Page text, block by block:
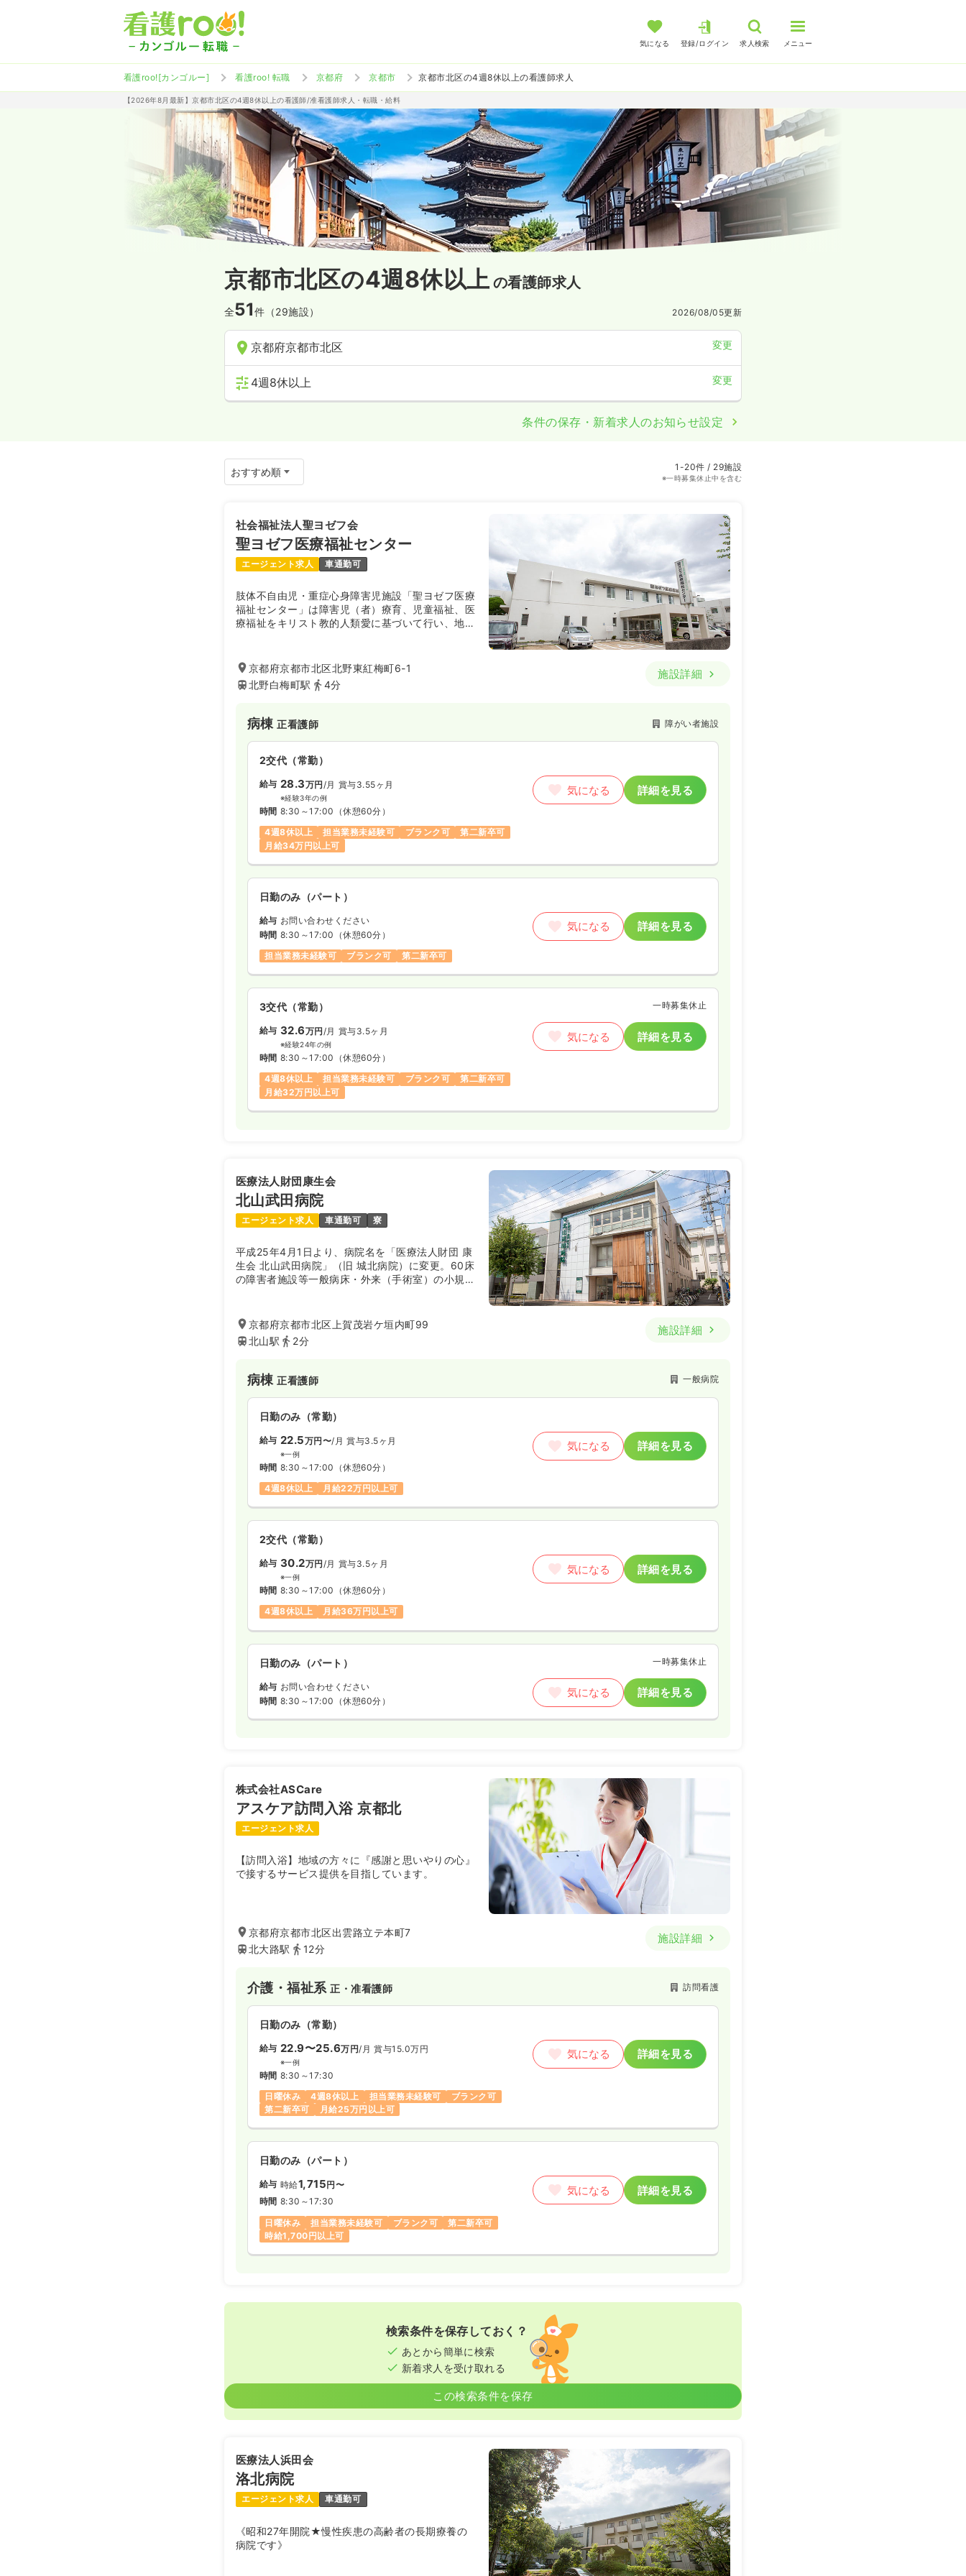
気になる 登録/ログイン 求人検索 メニュー
看護roo![カンゴルー] 看護roo! 転職 京都府 京都市 京都市北区の4週8休以上の看護師求人
【2026年8月最新】京都市北区の4週8休以上の看護師/准看護師求人・転職・給料
京都市北区の4週8休以上 の看護師求人
全51件（29施設） 2026/08/05更新
京都府京都市北区 変更
4週8休以上 変更
条件の保存・新着求人のお知らせ設定
1-20件 / 29施設
※一時募集休止中を含む
社会福祉法人聖ヨゼフ会
聖ヨゼフ医療福祉センター
エージェント求人 車通勤可
肢体不自由児・重症心身障害児施設「聖ヨゼフ医療
福祉センター」は障害児（者）療育、児童福祉、医
療福祉をキリスト教的人類愛に基づいて行い、地域
京都府京都市北区北野東紅梅町6-1
北野白梅町駅
4分
施設詳細
病棟正看護師 障がい者施設
2交代（常勤）
給与 28.3万円/月 賞与3.55ヶ月
※経験3年の例
時間 8:30～17:00 （休憩60分）
4週8休以上
担当業務未経験可 ブランク可
第二新卒可
月給34万円以上可
気になる 詳細を見る
日勤のみ（パート）
給与 お問い合わせください
時間 8:30～17:00 （休憩60分）
担当業務未経験可
ブランク可 第二新卒可
気になる 詳細を見る
3交代（常勤） 一時募集休止
給与 32.6万円/月 賞与3.5ヶ月
※経験24年の例
時間 8:30～17:00 （休憩60分）
4週8休以上
担当業務未経験可 ブランク可
第二新卒可
月給32万円以上可
気になる 詳細を見る
医療法人財団康生会
北山武田病院
エージェント求人 車通勤可 寮
平成25年4月1日より、病院名を「医療法人財団 康
生会 北山武田病院」（旧 城北病院）に変更。60床
の障害者施設等一般病床・外来（手術室）の小規模
美容医療の草分け的存在としてレーザー治療を京都
に広めた最先端美容医療施設です。
京都府京都市北区上賀茂岩ケ垣内町99
北山駅
2分
施設詳細
病棟正看護師 一般病院
日勤のみ（常勤）
給与 22.5万円〜/月 賞与3.5ヶ月
※一例
時間 8:30～17:00 （休憩60分）
4週8休以上
月給22万円以上可
気になる 詳細を見る
2交代（常勤）
給与 30.2万円/月 賞与3.5ヶ月
※一例
時間 8:30～17:00 （休憩60分）
4週8休以上
月給36万円以上可
気になる 詳細を見る
日勤のみ（パート） 一時募集休止
給与 お問い合わせください
時間 8:30～17:00 （休憩60分）
気になる 詳細を見る
株式会社ASCare
アスケア訪問入浴 京都北
エージェント求人
【訪問入浴】地域の方々に『感謝と思いやりの心』
で接するサービス提供を目指しています。
京都府京都市北区出雲路立テ本町7
北大路駅
12分
施設詳細
介護・福祉系正・准看護師 訪問看護
日勤のみ（常勤）
給与 22.9〜25.6万円/月 賞与15.0万円
※一例
時間 8:30～17:30
日曜休み
4週8休以上 担当業務未経験可
ブランク可
第二新卒可
月給25万円以上可
気になる 詳細を見る
日勤のみ（パート）
給与 時給1,715円〜
時間 8:30～17:30
日曜休み
担当業務未経験可 ブランク可
第二新卒可
時給1,700円以上可
気になる 詳細を見る
検索条件を保存しておく？
あとから簡単に検索
新着求人を受け取れる
この検索条件を保存
医療法人浜田会
洛北病院
エージェント求人 車通勤可
《昭和27年開院★慢性疾患の高齢者の長期療養の
病院です》